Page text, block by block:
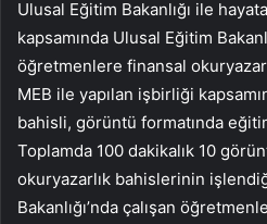
Ulusal Eğitim Bakanlığı ile
kapsamında Ulusal Eğitim
öğretmenlere finansal
MEB ile yapılan işbirliği
bahisli, görüntü formatında
Toplamda 100 dakikalık 10
okuryazarlık bahislerinin
Bakanlığı’nda çalışan